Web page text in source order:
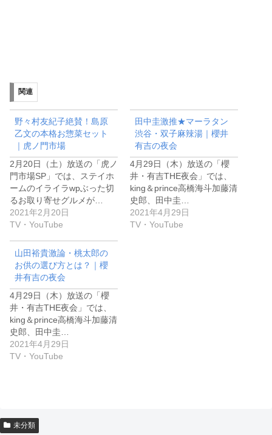
関連
野々村友紀子絶賛！島原
乙文の本格お惣菜セット
｜虎ノ門市場
2月20日（土）放送の「虎ノ
門市場SP」では、ステイホ
ームのイライラwpぶった切
るお取り寄せグルメが…
2021年2月20日
TV・YouTube
田中圭激推★マーラタン
渋谷・双子麻辣湯｜櫻井
有吉の夜会
4月29日（木）放送の「櫻
井・有吉THE夜会」では、
king＆prince高橋海斗加藤清
史郎、田中圭…
2021年4月29日
TV・YouTube
山田裕貴激論・桃太郎の
お供の選び方とは？｜櫻
井有吉の夜会
4月29日（木）放送の「櫻
井・有吉THE夜会」では、
king＆prince高橋海斗加藤清
史郎、田中圭…
2021年4月29日
TV・YouTube
未分類